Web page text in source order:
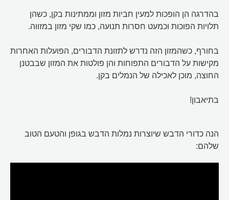
בהדרגה הן הופכות למעין חביות מזון וממתינות בקן, כשהן
תלויות הפוכות וכמעט חסרות תנועה, כמו שקי מזון במזווה.
בחורף, כשהמזון הזה נדרש לתזונת הדבורים, הפועלות האחרות
מקישות על הדבורים התפוחות והן פולטות את המזון שבבטנן
החוצה, מוכן לאכילה של הנמלים בקן.
בתיאבון!
הנה כדורי הדבש שיוצרות נמלות הדבש בגופן והטעם הטוב
שלהם: